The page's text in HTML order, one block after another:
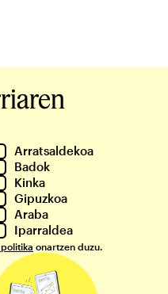
Arratsaldekoa
Badok
Kinka
Gipuzkoa
Araba
Iparraldea
onartzen duzu.